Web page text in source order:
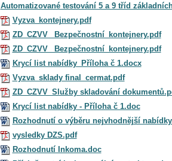
Automatizované testování 5 a 9 tříd
Vyzva_kontejnery.pdf
ZD_CZVV_ Bezpečnostní_kontejnery.pdf
ZD_CZVV_ Bezpečnostní_kontejnery.pdf
Krycí list nabídky_Příloha č 1.docx
Vyzva_sklady final_cermat.pdf
ZD_CZVV_Služby skladování
Krycí list nabídky - Příloha č 1.doc
Rozhodnutí o výběru nejvhodnější
vysledky DZS.pdf
Rozhodnutí Inkoma.doc